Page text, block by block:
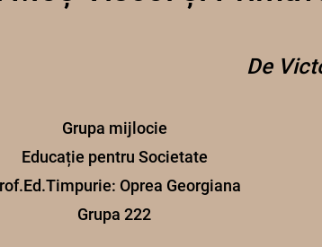
De
Grupa mijlocie
Educație pentru Societate
Oprea Georgiana
Grupa 222